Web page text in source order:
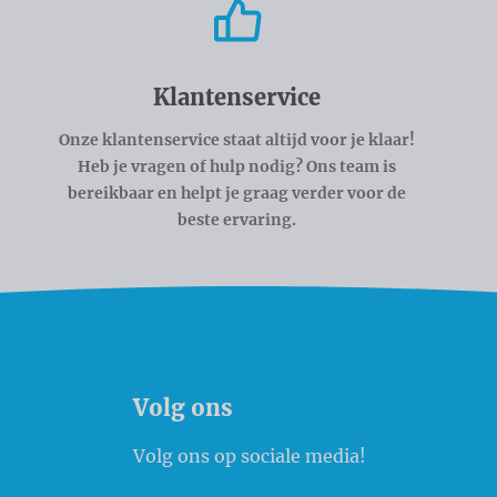
Klantenservice
Onze klantenservice staat altijd voor je klaar!
Heb je vragen of hulp nodig? Ons team is
bereikbaar en helpt je graag verder voor de
beste ervaring.
Volg ons
Volg ons op sociale media!